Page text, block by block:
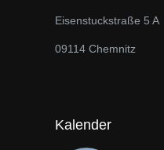
Eisenstuckstraße 5 A
09114 Chemnitz
Kalender